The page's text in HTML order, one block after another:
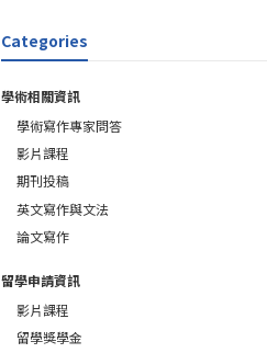
Categories
學術相關資訊
學術寫作專家問答
影片課程
期刊投稿
英文寫作與文法
論文寫作
留學申請資訊
影片課程
留學獎學金